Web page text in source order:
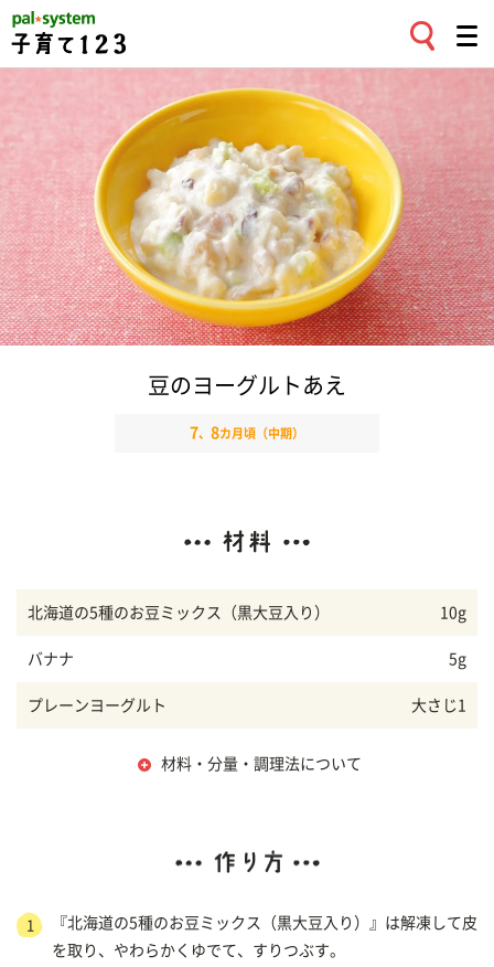
豆のヨーグルトあえ
7、 8カ月頃（中期）
北海道の5種のお豆ミックス（黒大豆入り） 10g
バナナ 5g
プレーンヨーグルト 大さじ1
材料・分量・調理法について
1
『北海道の5種のお豆ミックス（黒大豆入り）』は解凍して皮
を取り、やわらかくゆでて、すりつぶす。